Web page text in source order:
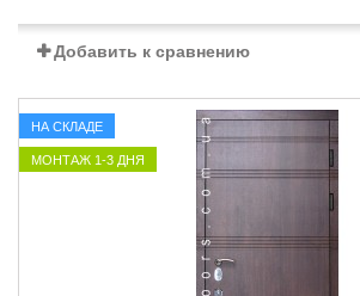
Добавить к сравнению
НА СКЛАДЕ
МОНТАЖ 1-3 ДНЯ